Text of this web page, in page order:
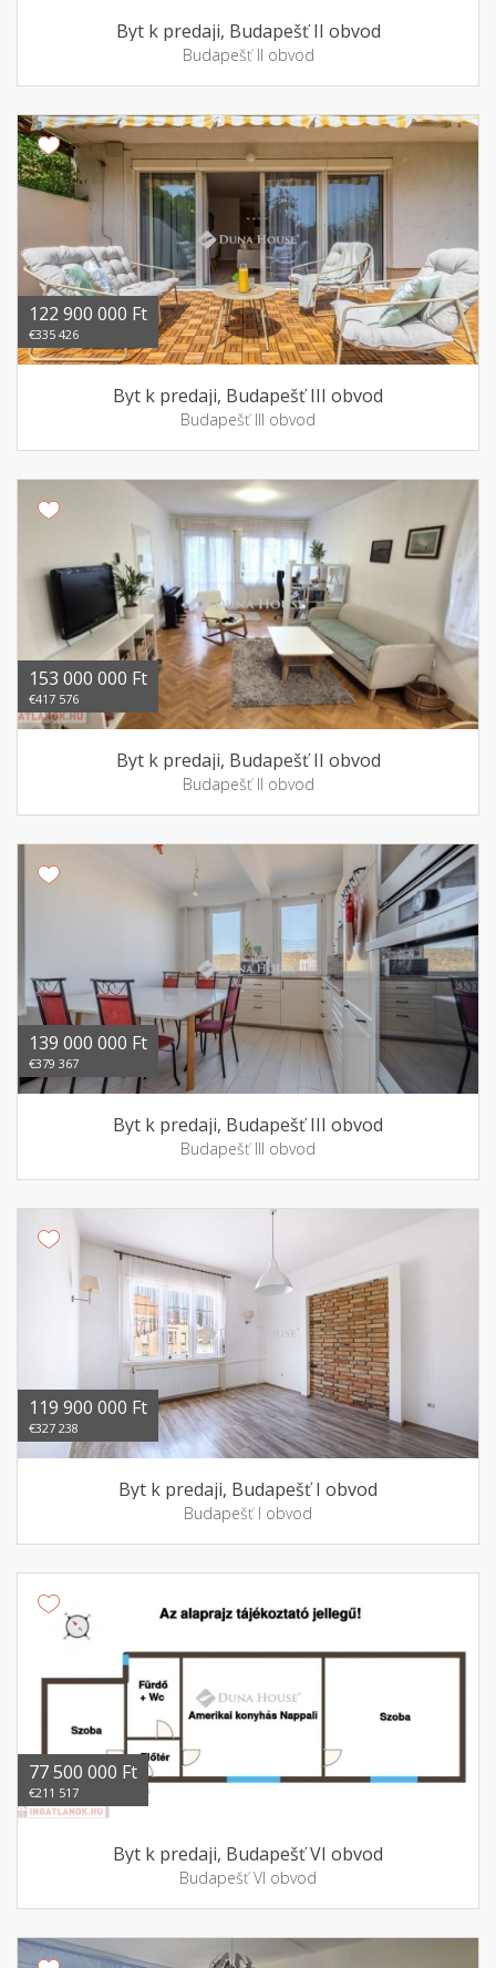
Byt k predaji, Budapešť II obvod
Budapešť II obvod
122 900 000 Ft
€335 426
Byt k predaji, Budapešť III obvod
Budapešť III obvod
153 000 000 Ft
€417 576
Byt k predaji, Budapešť II obvod
Budapešť II obvod
139 000 000 Ft
€379 367
Byt k predaji, Budapešť III obvod
Budapešť III obvod
119 900 000 Ft
€327 238
Byt k predaji, Budapešť I obvod
Budapešť I obvod
77 500 000 Ft
€211 517
Byt k predaji, Budapešť VI obvod
Budapešť VI obvod